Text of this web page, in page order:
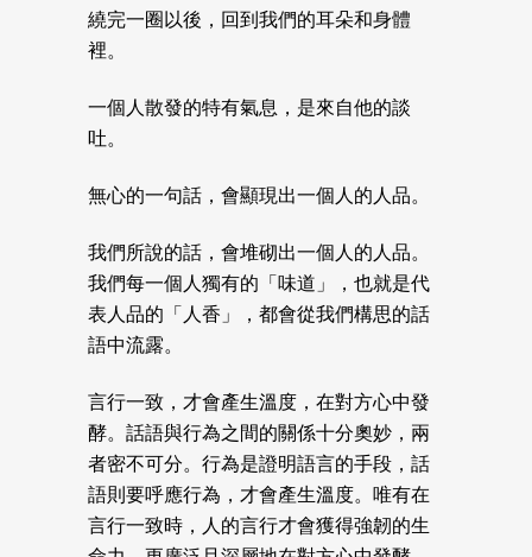
繞完一圈以後，回到我們的耳朵和身體
裡。
一個人散發的特有氣息，是來自他的談
吐。
無心的一句話，會顯現出一個人的人品。
我們所說的話，會堆砌出一個人的人品。
我們每一個人獨有的「味道」，也就是代
表人品的「人香」，都會從我們構思的話
語中流露。
言行一致，才會產生溫度，在對方心中發
酵。話語與行為之間的關係十分奧妙，兩
者密不可分。行為是證明語言的手段，話
語則要呼應行為，才會產生溫度。唯有在
言行一致時，人的言行才會獲得強韌的生